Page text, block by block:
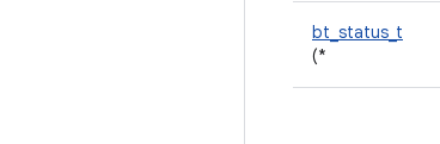
bt_status_t
(*